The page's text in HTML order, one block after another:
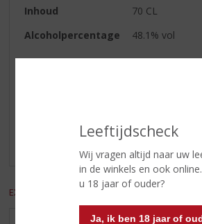
Leeftijdscheck
Wij vragen altijd naar uw
in de winkels en ook
u 18 jaar of ouder?
Ja, ik ben 18 jaar of
Inhoud
70 CL
Alcoholpercentage
48.1% vol
Er zijn nog geen reviews geplaatst voor
EXCL. BTW INCL. BTW